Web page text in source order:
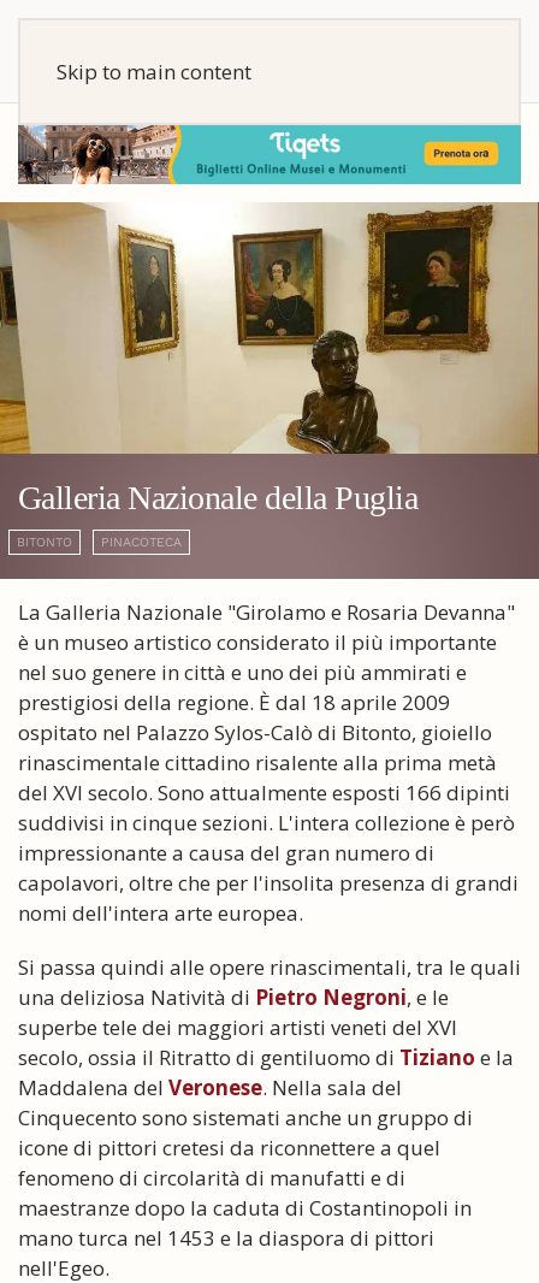
Skip to main content
Galleria Nazionale della Puglia
BITONTO PINACOTECA
La Galleria Nazionale "Girolamo e Rosaria Devanna"
è un museo artistico considerato il più importante
nel suo genere in città e uno dei più ammirati e
prestigiosi della regione. È dal 18 aprile 2009
ospitato nel Palazzo Sylos-Calò di Bitonto, gioiello
rinascimentale cittadino risalente alla prima metà
del XVI secolo. Sono attualmente esposti 166 dipinti
suddivisi in cinque sezioni. L'intera collezione è però
impressionante a causa del gran numero di
capolavori, oltre che per l'insolita presenza di grandi
nomi dell'intera arte europea.
Si passa quindi alle opere rinascimentali, tra le quali
una deliziosa Natività di Pietro Negroni, e le
superbe tele dei maggiori artisti veneti del XVI
secolo, ossia il Ritratto di gentiluomo di Tiziano e la
Maddalena del Veronese. Nella sala del
Cinquecento sono sistemati anche un gruppo di
icone di pittori cretesi da riconnettere a quel
fenomeno di circolarità di manufatti e di
maestranze dopo la caduta di Costantinopoli in
mano turca nel 1453 e la diaspora di pittori
nell'Egeo.